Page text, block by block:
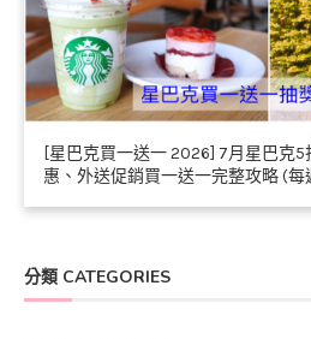
[星巴克買一送一 2026] 7月星巴克
惠、外送促銷買一送一完整攻略 (每
分類 CATEGORIES